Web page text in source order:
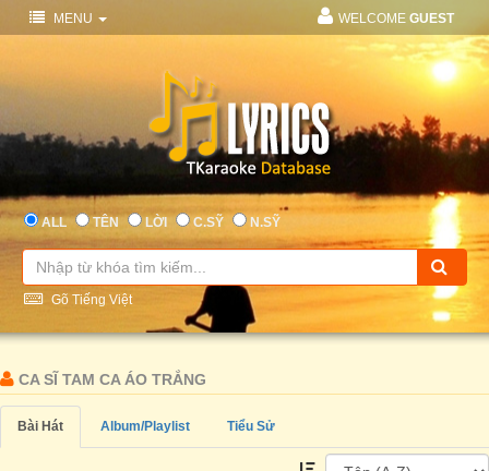
MENU WELCOME GUEST
ALL TÊN LỜI C.SỸ N.SỸ
Gõ Tiếng Việt
CA SĨ TAM CA ÁO TRẮNG
Bài Hát Album/Playlist Tiểu Sử